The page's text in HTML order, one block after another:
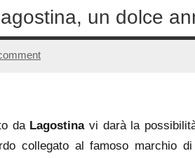
un dolce
da Lagostina vi darà la
collegato al famoso marchio